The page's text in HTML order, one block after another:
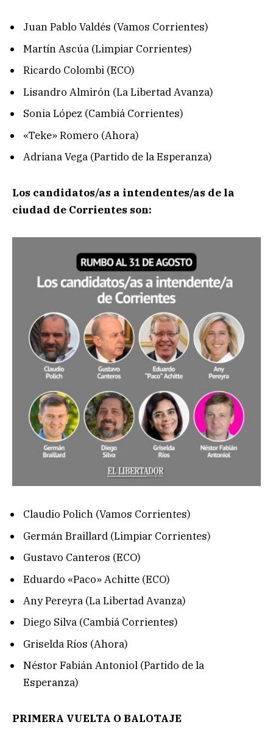
Juan Pablo Valdés (Vamos Corrientes)
Martín Ascúa (Limpiar Corrientes)
Ricardo Colombi (ECO)
Lisandro Almirón (La Libertad Avanza)
Sonia López (Cambiá Corrientes)
«Teke» Romero (Ahora)
Adriana Vega (Partido de la Esperanza)
Los candidatos/as a intendentes/as de la
ciudad de Corrientes son:
Claudio Polich (Vamos Corrientes)
Germán Braillard (Limpiar Corrientes)
Gustavo Canteros (ECO)
Eduardo «Paco» Achitte (ECO)
Any Pereyra (La Libertad Avanza)
Diego Silva (Cambiá Corrientes)
Griselda Ríos (Ahora)
Néstor Fabián Antoniol (Partido de la
Esperanza)
PRIMERA VUELTA O BALOTAJE